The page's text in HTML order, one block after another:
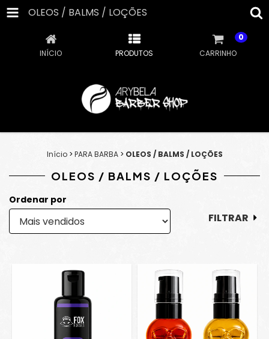
OLEOS / BALMS / LOÇÕES
INÍCIO PRODUTOS CARRINHO
0
Início > PARA BARBA > OLEOS / BALMS / LOÇÕES
OLEOS / BALMS / LOÇÕES
Ordenar por
FILTRAR